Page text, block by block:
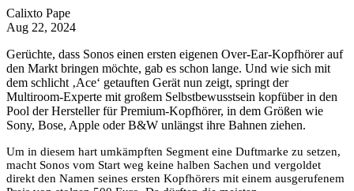
Calixto Pape
Aug 22, 2024
Gerüchte, dass Sonos einen ersten eigenen Over-Ear-Kopfhörer auf
den Markt bringen möchte, gab es schon lange. Und wie sich mit
dem schlicht ‚Ace‘ getauften Gerät nun zeigt, springt der
Multiroom-Experte mit großem Selbstbewusstsein kopfüber in den
Pool der Hersteller für Premium-Kopfhörer, in dem Größen wie
Sony, Bose, Apple oder B&W unlängst ihre Bahnen ziehen.
Um in diesem hart umkämpften Segment eine Duftmarke zu setzen,
macht Sonos vom Start weg keine halben Sachen und vergoldet
direkt den Namen seines ersten Kopfhörers mit einem ausgerufenem